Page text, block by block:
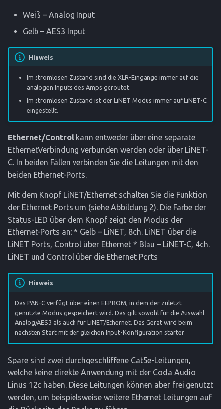
Weiß – Analog Input
Gelb – AES3 Input
Hinweis
Im stromlosen Zustand sind die XLR-Eingänge immer auf die
analogen Inputs des Amps geroutet.
Im stromlosen Zustand ist der LiNET Modus immer auf LiNET-C
eingestellt.
Ethernet/Control kann entweder über eine separate
EthernetVerbindung verbunden werden oder über LiNET-
C. In beiden Fällen verbinden Sie die Leitungen mit den
beiden Ethernet-Ports.
Mit dem Knopf LiNET/Ethernet schalten Sie die Funktion
der Ethernet Ports um (siehe Abbildung 2). Die Farbe der
Status-LED über dem Knopf zeigt den Modus der
Ethernet-Ports an: * Gelb – LiNET, 8ch. LiNET über die
LiNET Ports, Control über Ethernet * Blau – LiNET-C, 4ch.
LiNET und Control über die Ethernet Ports
Hinweis
Das PAN-C verfügt über einen EEPROM, in dem der zuletzt
genutzte Modus gespeichert wird. Das gilt sowohl für die Auswahl
Analog/AES3 als auch für LiNET/Ethernet. Das Gerät wird beim
nächsten Start mit der gleichen Input-Konfiguration starten
Spare sind zwei durchgeschliffene Cat5e-Leitungen,
welche keine direkte Anwendung mit der Coda Audio
Linus 12c haben. Diese Leitungen können aber frei genutzt
werden, um beispielsweise weitere Ethernet Leitungen auf